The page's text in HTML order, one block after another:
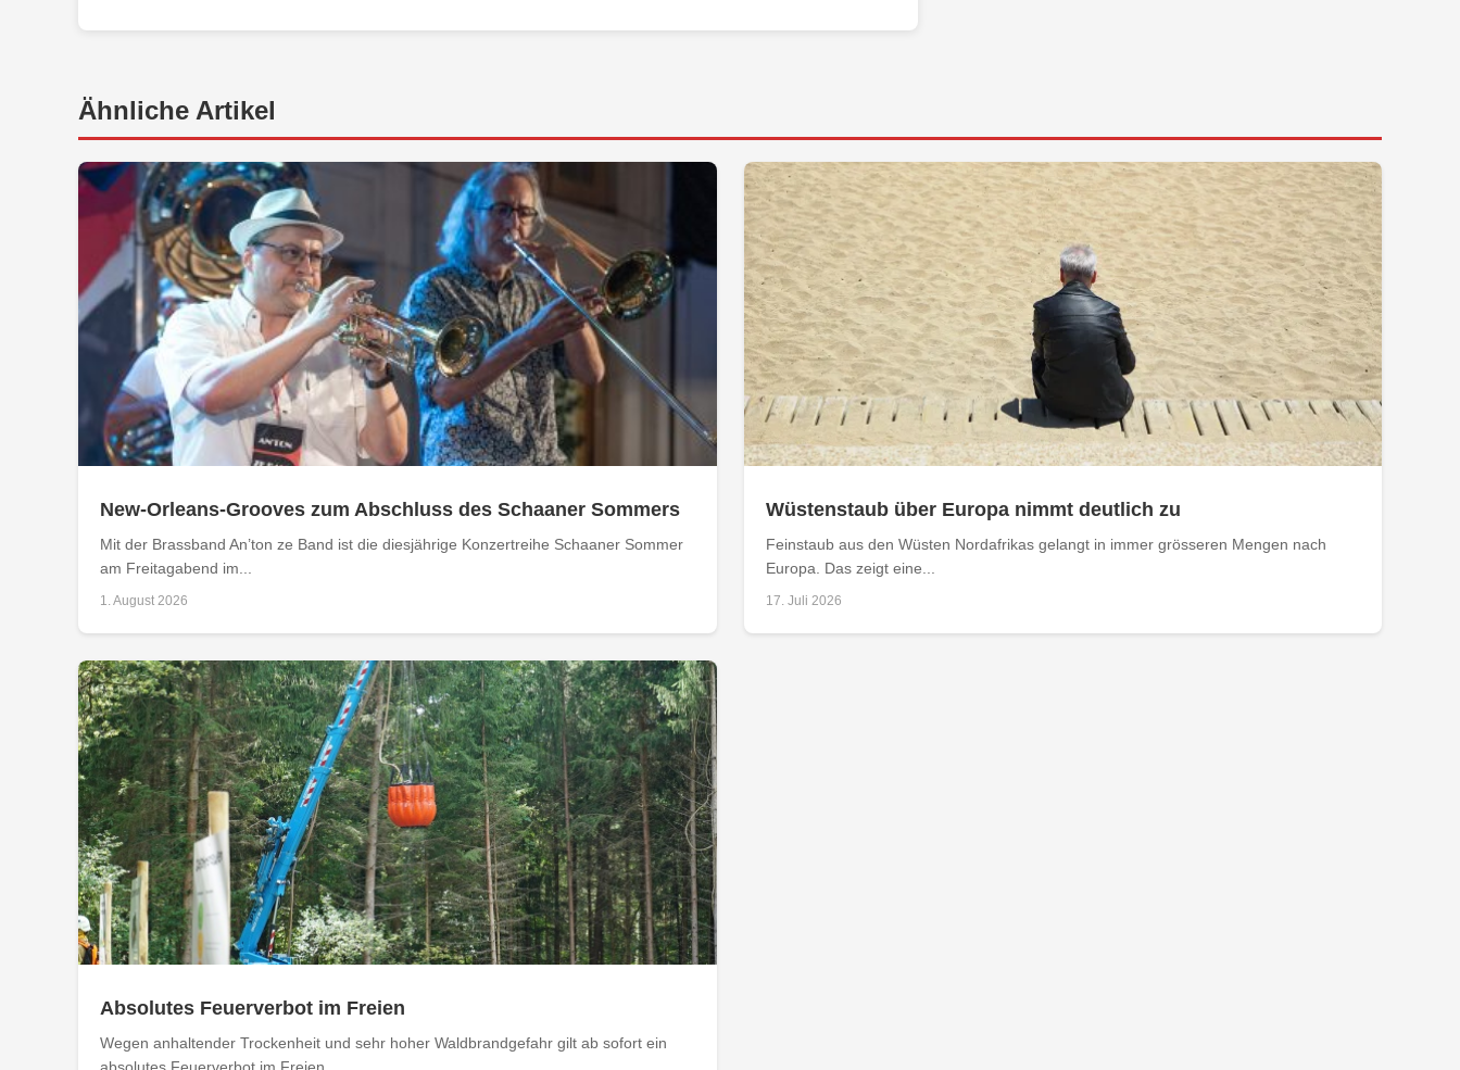
Ähnliche Artikel
New-Orleans-Grooves zum Abschluss des Schaaner Sommers
Mit der Brassband An’ton ze Band ist die diesjährige Konzertreihe Schaaner Sommer
am Freitagabend im...
1. August 2026
Wüstenstaub über Europa nimmt deutlich zu
Feinstaub aus den Wüsten Nordafrikas gelangt in immer grösseren Mengen nach
Europa. Das zeigt eine...
17. Juli 2026
Absolutes Feuerverbot im Freien
Wegen anhaltender Trockenheit und sehr hoher Waldbrandgefahr gilt ab sofort ein
absolutes Feuerverbot im Freien....